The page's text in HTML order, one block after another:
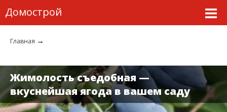
Домострой
Главная →
Жимолость съедобная —
вкуснейшая ягода в вашем саду